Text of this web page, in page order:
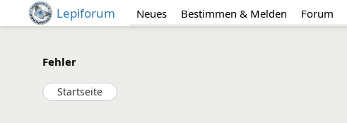
Lepiforum Neues Bestimmen & Melden Forum
Fehler
Startseite